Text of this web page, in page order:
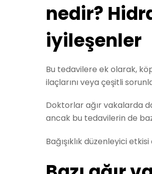
nedir?
iyileşenler
Bu tedavilere ek olarak,
ilaçlarını veya çeşitli
Doktorlar ağır vakalarda
ancak bu tedavilerin de
Bağışıklık düzenleyici